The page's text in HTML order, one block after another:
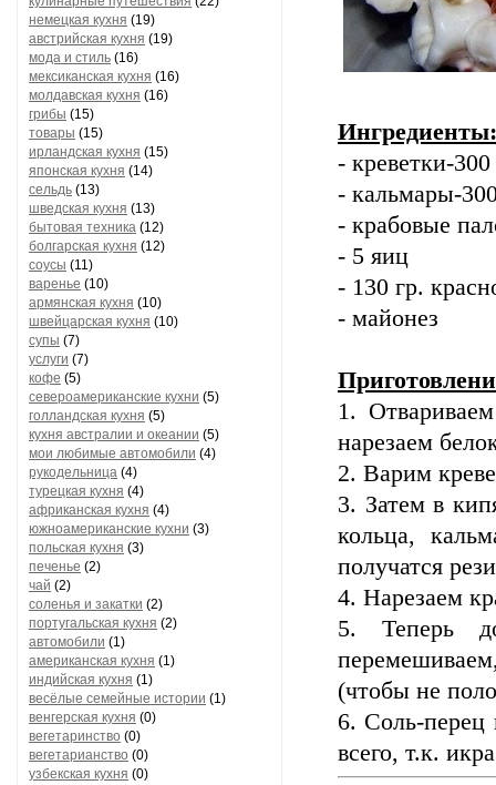
немецкая кухня (19)
австрийская кухня (19)
мода и стиль (16)
мексиканская кухня (16)
молдавская кухня (16)
грибы (15)
товары (15)
ирландская кухня (15)
японская кухня (14)
сельдь (13)
шведская кухня (13)
бытовая техника (12)
болгарская кухня (12)
соусы (11)
варенье (10)
армянская кухня (10)
швейцарская кухня (10)
супы (7)
услуги (7)
кофе (5)
североамериканские кухни (5)
голландская кухня (5)
кухня австралии и океании (5)
мои любимые автомобили (4)
рукодельница (4)
турецкая кухня (4)
африканская кухня (4)
южноамериканские кухни (3)
польская кухня (3)
печенье (2)
чай (2)
соленья и закатки (2)
португальская кухня (2)
автомобили (1)
американская кухня (1)
индийская кухня (1)
весёлые семейные истории (1)
венгерская кухня (0)
вегетаринство (0)
вегетарианство (0)
узбекская кухня (0)
Ингредиенты:
- креветки-300
- кальмары-
- крабовые
- 5 яиц
- 130 гр.
- майонез
1.
нарезаем
2. Варим
3. Затем в
кольца,
получатся
4. Нарезаем
5. Теперь
(чтобы не
6. Соль-перец
всего, т.к.